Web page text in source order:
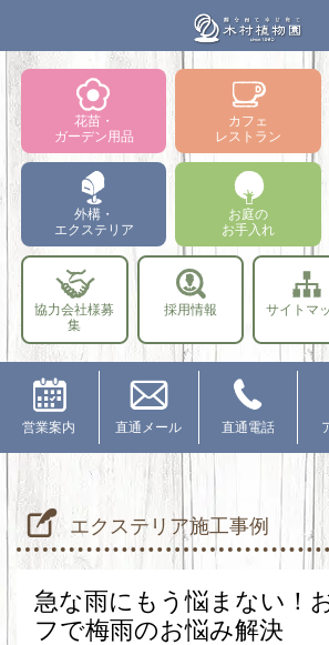
花苗・
ガーデン用品
カフェ
レストラン
外構・
エクステリア
お庭の
お手入れ
協力会社様募
集
採用情報 サイトマ
営業案内 直通メール 直通電話
エクステリア施工事例
急な雨にもう悩まない！
フで梅雨のお悩み解決